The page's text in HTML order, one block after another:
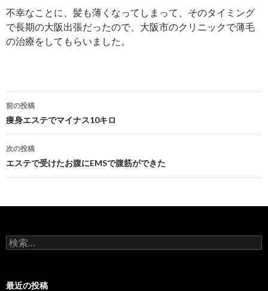
不幸なことに、髪も薄くなってしまって、そのタイミング
で長期の大阪出張だったので、大阪市のクリニックで薄毛
の治療をしてもらいました。
投
稿
ナ
ビ
ゲ
ー
ョ
前の投稿
痩身エステでマイナス10キロ
次の投稿
エステで受けたお腹にEMSで腹筋ができた
検
索:
最近の投稿